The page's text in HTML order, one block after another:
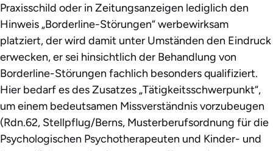
Praxisschild oder in Zeitungsanzeigen lediglich den
Hinweis „Borderline-Störungen“ werbewirksam
platziert, der wird damit unter Umständen den Eindruck
erwecken, er sei hinsichtlich der Behandlung von
Borderline-Störungen fachlich besonders qualifiziert.
Hier bedarf es des Zusatzes „Tätigkeitsschwerpunkt“,
um einem bedeutsamen Missverständnis vorzubeugen
(Rdn.62, Stellpflug/Berns, Musterberufsordnung für die
Psychologischen Psychotherapeuten und Kinder- und